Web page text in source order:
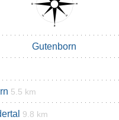
Gutenborn
5.5 km
9.8 km